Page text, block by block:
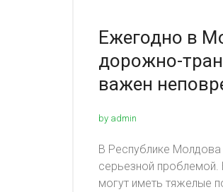
Ежегодно в
дорожно-
важен
by admin
В Республике
серьезной проблемой.
могут иметь тяжелые